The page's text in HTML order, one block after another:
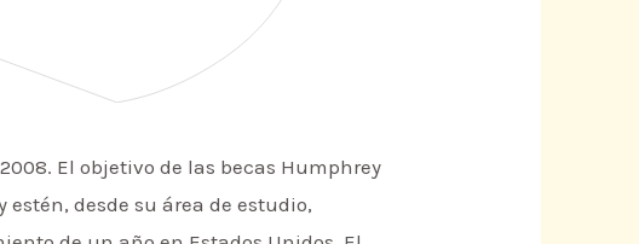
El objetivo de las becas Humphrey
desde su área de estudio,